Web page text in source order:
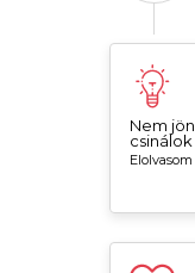
Nem
csinálok
Elolvasom